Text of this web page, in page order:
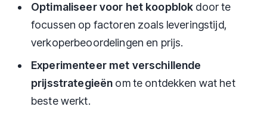
Optimaliseer voor het koopblok door te
focussen op factoren zoals leveringstijd,
verkoperbeoordelingen en prijs.
Experimenteer met verschillende
prijsstrategieën om te ontdekken wat het
beste werkt.